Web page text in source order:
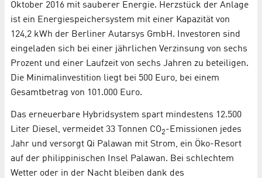
Oktober 2016 mit sauberer Energie. Herzstück der Anlage
ist ein Energiespeichersystem mit einer Kapazität von
124,2 kWh der Berliner Autarsys GmbH. Investoren sind
eingeladen sich bei einer jährlichen Verzinsung von sechs
Prozent und einer Laufzeit von sechs Jahren zu beteiligen.
Die Minimalinvestition liegt bei 500 Euro, bei einem
Gesamtbetrag von 101.000 Euro.
Das erneuerbare Hybridsystem spart mindestens 12.500
Liter Diesel, vermeidet 33 Tonnen CO2-Emissionen jedes
Jahr und versorgt Qi Palawan mit Strom, ein Öko-Resort
auf der philippinischen Insel Palawan. Bei schlechtem
Wetter oder in der Nacht bleiben dank des